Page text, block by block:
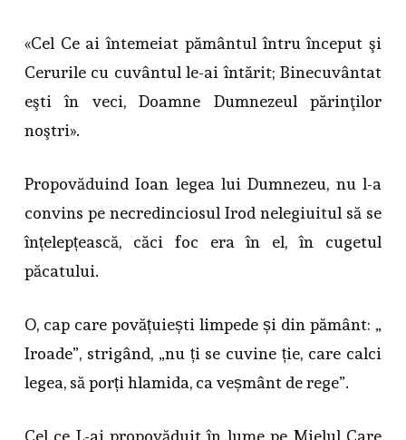
«Cel Ce ai întemeiat pământul întru început şi
Cerurile cu cuvântul le-ai întărit; Binecuvântat
eşti în veci, Doamne Dumnezeul părinţilor
noştri».
Propovăduind Ioan legea lui Dumnezeu, nu l-a
convins pe necredinciosul Irod nelegiuitul să se
înțelepțească, căci foc era în el, în cugetul
păcatului.
O, cap care povățuiești limpede și din pământ: „
Iroade”, strigând, „nu ți se cuvine ție, care calci
legea, să porți hlamida, ca veșmânt de rege”.
Cel ce L-ai propovăduit în lume pe Mielul Care